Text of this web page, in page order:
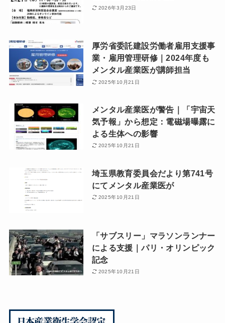
2026年3月23日
厚労省委託建設労働者雇用支援事
業・雇用管理研修｜2024年度も
メンタル産業医が講師担当
2025年10月21日
メンタル産業医が警告｜「宇宙天
気予報」から想定：電磁場曝露に
よる生体への影響
2025年10月21日
埼玉県教育委員会だより第741号
にてメンタル産業医が
2025年10月21日
「サブスリー」マラソンランナー
による支援｜パリ・オリンピック
記念
2025年10月21日